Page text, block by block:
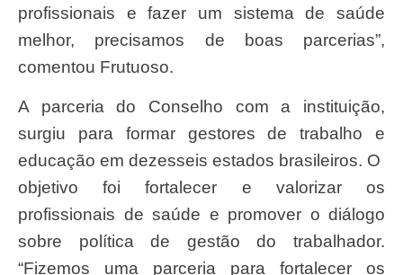
profissionais e fazer um sistema de saúde
melhor, precisamos de boas parcerias”,
comentou Frutuoso.
A parceria do Conselho com a instituição,
surgiu para formar gestores de trabalho e
educação em dezesseis estados brasileiros. O
objetivo foi fortalecer e valorizar os
profissionais de saúde e promover o diálogo
sobre política de gestão do trabalhador.
“Fizemos uma parceria para fortalecer os